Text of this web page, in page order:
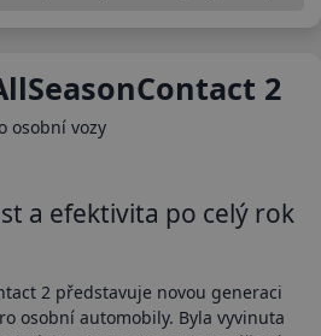
2
osobní vozy
a efektivita po celý rok
2 představuje novou generaci
osobní automobily. Byla vyvinuta